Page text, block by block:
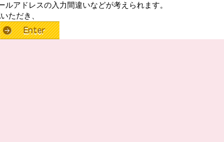
アドレスの入力間違いなどが考えられます。
ただき、